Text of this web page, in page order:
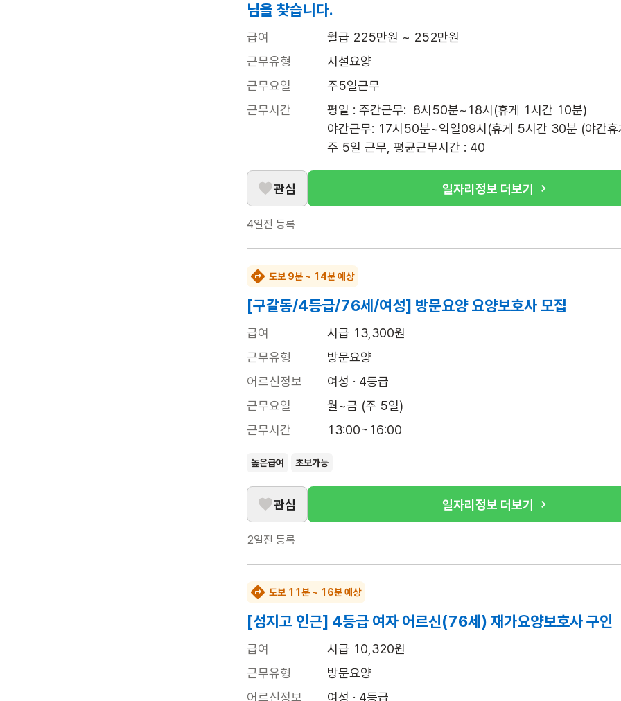
님을 찾습니다.
급여
월급 225만원 ~ 252만원
근무유형
시설요양
근무요일
주5일근무
근무시간
평일 : 주간근무:  8시50분~18시(휴게 1시간 10분)
야간근무: 17시50분~익일09시(휴게 5시간 30분 (야간
주 5일 근무, 평균근무시간 : 40
관심 일자리정보 더보기
4일전 등록
도보 9분 ~ 14분 예상
[구갈동/4등급/76세/여성] 방문요양 요양보호사 모집
급여
시급 13,300원
근무유형
방문요양
어르신정보
여성 · 4등급
근무요일
월~금 (주 5일)
근무시간
13:00~16:00
높은급여 초보가능
관심 일자리정보 더보기
2일전 등록
도보 11분 ~ 16분 예상
[성지고 인근] 4등급 여자 어르신(76세) 재가요양보호사 구인
급여
시급 10,320원
근무유형
방문요양
어르신정보
여성 · 4등급